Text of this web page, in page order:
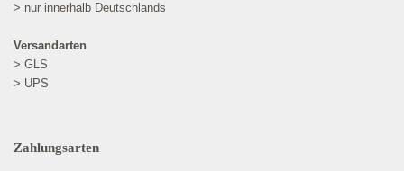
> nur innerhalb Deutschlands
Versandarten
> GLS
> UPS
Zahlungsarten